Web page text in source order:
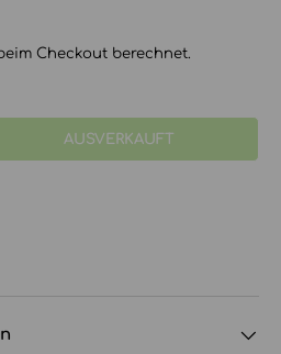
Checkout berechnet.
AUSVERKAUFT